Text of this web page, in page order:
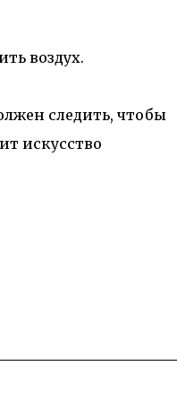
воздух.
следить, чтобы
искусство